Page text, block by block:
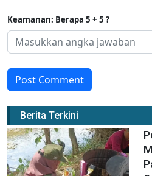
Keamanan: Berapa 5 + 5 ?
Post Comment
Berita Terkini